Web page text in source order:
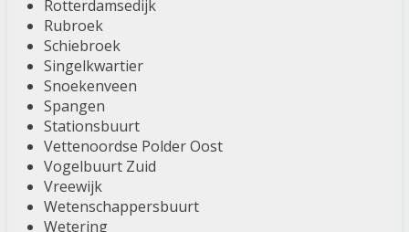
Rotterdamsedijk
Rubroek
Schiebroek
Singelkwartier
Snoekenveen
Spangen
Stationsbuurt
Vettenoordse Polder Oost
Vogelbuurt Zuid
Vreewijk
Wetenschappersbuurt
Wetering